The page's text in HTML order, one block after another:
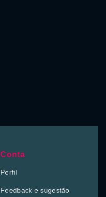
Conta
Perfil
Feedback e sugestão